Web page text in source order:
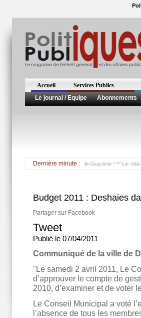
Accueil Services Publics
Le journal / Equipe
Abonnements
Dernière minute :
du Conseil Général de Guyane *** Le maire
Budget 2011 : Deshaies
Partager sur Facebook
Tweet
Publié le 07/04/2011
Communiqué de la ville de
"Le samedi 2 avril 2011, Le
d’approuver le compte de
2010, d’examiner et de voter
Le Conseil Municipal a voté
l’absence de tous les